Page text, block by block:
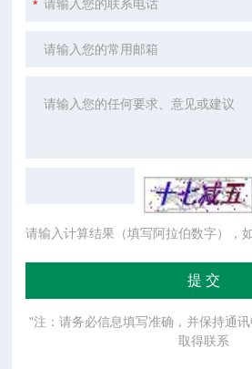
请输入计算结果（填写阿拉伯数字），
"注：请务必信息填写准确，并保持通
取得联系